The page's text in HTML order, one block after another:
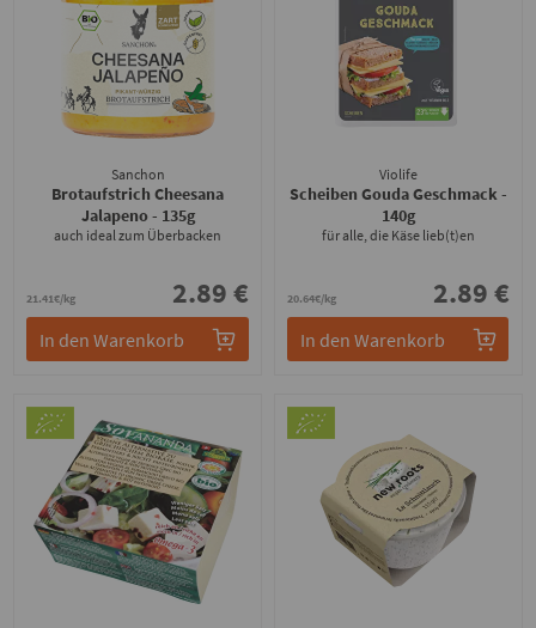
Sanchon
Brotaufstrich Cheesana
Jalapeno- 135g
auch ideal zum Überbacken
21.41€/kg 2.89 €
In den Warenkorb
Violife
Scheiben Gouda Geschmack -
140g
für alle, die Käse lieb(t)en
20.64€/kg 2.89 €
In den Warenkorb